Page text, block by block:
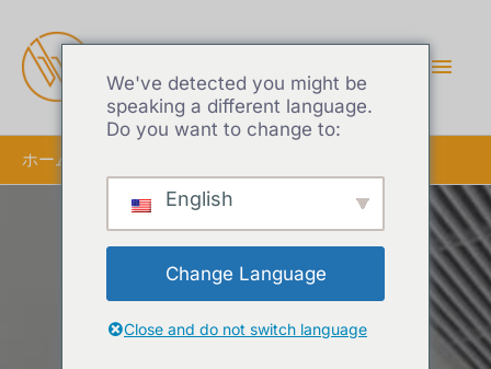
メ
ン
メ
ニ
ュ
ー
ホーム
アルミCチャンネル押
し出し
We've detected you might be
speaking a different language.
Do you want to change to:
English
Change Language
Close and do not switch language